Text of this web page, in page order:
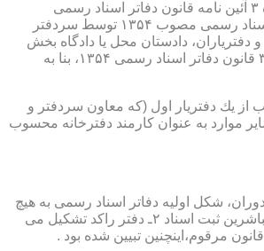
یكی از مناصب بسیار مهم، خطیر و مورد بحث در حقوق مربوط به دفاتر اسناد رسمی، منصب دفتر یاری است. برخلاف سران دفاتر اسناد رسمی كه به موجب ماده ۳ آئین نامه قانون دفاتر اسناد رسمی
(اصلاحی ۲۷/۱۱/۱۳۶۰) به طور سراسری و عمومی، از طریق آگهی، امتحانات ورودی و اختبار، انتخاب گردیده یا به موجب اختیارات حاصله از ماده ۶۹ قانون دفاتر اسناد رسمی مصوب ۱۳۵۴ توسط سردفتر
دادستان محل یا دادگاه بخش
(حسب مورد) توسط سازمان ثبت اسناد و املاك كشور پیشنهاد و با ابلاغ ریاست قوه قضائیه به این سمت منصوب خواهند شد. دفتریاران، مطابق قسمت اخیر ماده ۳ قانون دفاتر اسناد رسمی ۱۳۵۴، بنا به
از یك دفتریار اول (كه معاون سردفتر و
موارد به عنوان كارمند دفترخانه محسوب
شمسی بازمی گردد.باید یادآوری نمود كه در آن دوران، شكل اولیه دفاتر اسناد رسمی به هیچ
عنوان جنبه استقلالی نداشته است. مطابق قانون یاد شده، به منظور رسمیت دادن به اسناد قاطبه مردم، دوایر ثبت اسناد به عنوان نهادی دولتی، از دو قسمت ۱ ـ مباشرین ثبت اسناد ۲ـ دفتر راكد تشكیل می